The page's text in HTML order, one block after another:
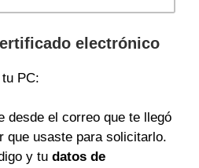
electrónico
PC:
desde el correo que te llegó
que usaste para solicitarlo.
y tu datos de